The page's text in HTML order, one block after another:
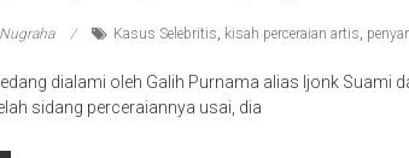
Kasus Selebritis, kisah perceraian artis,
dialami oleh Galih Purnama alias Ijonk Suami
sidang perceraiannya usai, dia